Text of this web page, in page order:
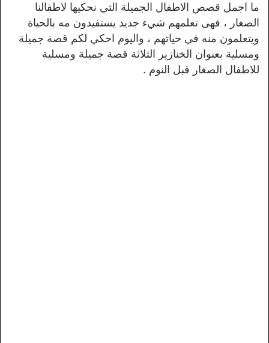
ما اجمل قصص الاطفال الجميلة التي نحكيها لاطفالنا
الصغار ، فهى تعلمهم شيء جديد يستفيدون مه بالحياة
ويتعلمون منه في حياتهم ، واليوم احكي لكم قصة جميلة
ومسلية بعنوان الخنازير الثلاثة قصة جميلة ومسلية
للاطفال الصغار قبل النوم .